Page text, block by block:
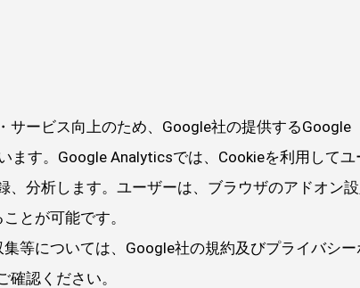
サービス向上のため、Google社の提供するGoogle
ます。Google Analyticsでは、Cookieを利用してユ
、分析します。ユーザーは、ブラウザのアドオン
とが可能です。
等については、Google社の規約及びプライバシー
確認ください。